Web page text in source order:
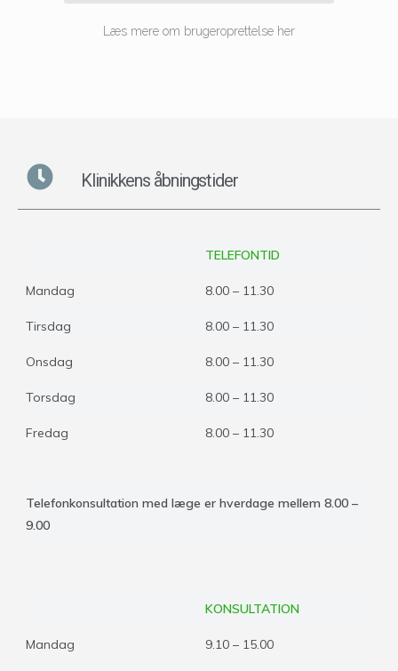
Læs mere om brugeroprettelse her
Klinikkens åbningstider
TELEFONTID
Mandag 8.00 – 11.30
Tirsdag 8.00 – 11.30
Onsdag 8.00 – 11.30
Torsdag 8.00 – 11.30
Fredag 8.00 – 11.30
Telefonkonsultation med læge er hverdage mellem 8.00 –
9.00
KONSULTATION
Mandag 9.10 – 15.00